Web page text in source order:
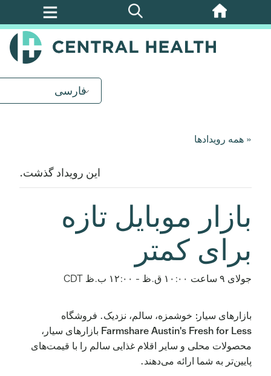
پرش
فارسی
« همه رویدادها
این رویداد گذشت.
بازار موبایل تازه
برای کمتر
جولای ۹ ساعت ۱۰:۰۰ ق.ظ - ۱۲:۰۰ ب.ظ CDT
بازارهای سیار: خوشمزه، سالم، نزدیک. فروشگاه
Farmshare Austin's Fresh for Less بازارهای سیار،
محصولات محلی و سایر اقلام غذایی سالم را با قیمت‌های
پایین‌تر به شما ارائه می‌دهند.